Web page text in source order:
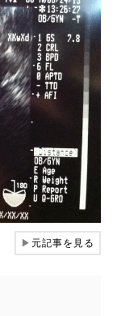
▶元記事を見る